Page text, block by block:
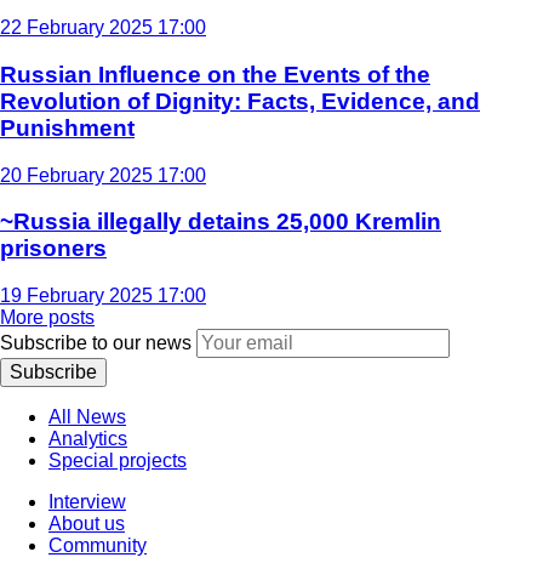
22 February 2025 17:00
Russian Influence on the Events of the
Revolution of Dignity: Facts, Evidence, and
Punishment
20 February 2025 17:00
~Russia illegally detains 25,000 Kremlin
prisoners
19 February 2025 17:00
More posts
Subscribe to our news
Subscribe
All News
Analytics
Special projects
Interview
About us
Community